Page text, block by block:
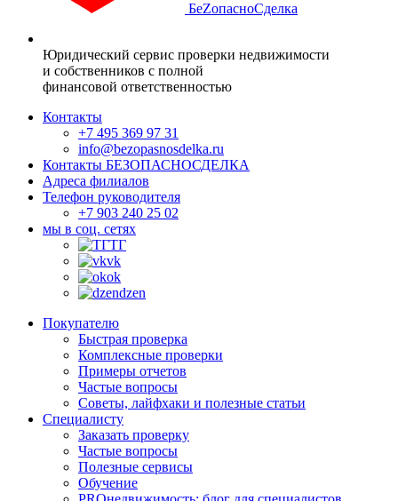
БеZопасноСделка
Юридический сервис проверки недвижимости
и собственников с полной
финансовой ответственностью
Контакты
+7 495 369 97 31
info@bezopasnosdelka.ru
Контакты БЕЗОПАСНОСДЕЛКА
Адреса филиалов
Телефон руководителя
+7 903 240 25 02
мы в соц. сетях
ТГ
vk
ok
dzen
Покупателю
Быстрая проверка
Комплексные проверки
Примеры отчетов
Частые вопросы
Советы, лайфхаки и полезные статьи
Специалисту
Заказать проверку
Частые вопросы
Полезные сервисы
Обучение